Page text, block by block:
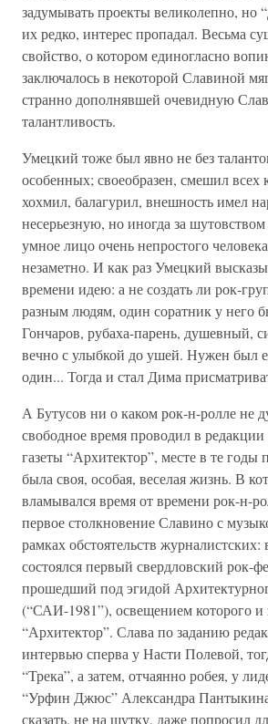
задумывать проекты великолепно, но
их редко, интерес пропадал. Весьма
свойство, о котором единогласно
заключалось в некоторой Славиной
странно дополнявшей очевидную
талантливость.
Умецкий тоже был явно не без
особенных; своеобразен, смешил всех
хохмил, балагурил, внешность имел
несерьезную, но иногда за
умное лицо очень непростого
незаметно. И как раз Умецкий
времени идею: а не создать ли рок-
разным людям, один соратник у него
Гончаров, рубаха-парень, душевный,
вечно с улыбкой до ушей. Нужен был
один... Тогда и стал Дима
А Бутусов ни о каком рок-н-ролле не
свободное время проводил в редакции
газеты “Архитектор”, месте в те годы
была своя, особая, веселая жизнь. В
вламывался время от времени рок-н-
первое столкновение Славино с
рамках обстоятельств журналистских:
состоялся первый свердловский рок-
прошедший под эгидой
(“САИ-1981”), освещением которого и
“Архитектор”. Слава по заданию
интервью сперва у Насти Полевой,
“Трека”, а затем, отчаянно робея, у
“Урфин Джюс” Александра
сказать, не на шутку, даже попросил